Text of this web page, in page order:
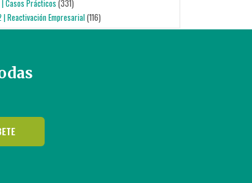
| Casos Prácticos(331)
| Reactivación Empresarial(116)